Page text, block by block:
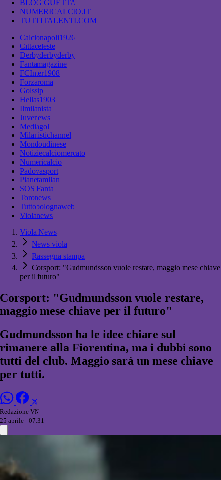
BLOG GUETTA
NUMERICALCIO.IT
TUTTITALENTI.COM
Calcionapoli1926
Cittaceleste
Derbyderbyderby
Fantamagazine
FCInter1908
Forzaroma
Golssip
Hellas1903
Ilmilanista
Juvenews
Mediagol
Milanistichannel
Mondoudinese
Notiziecalciomercato
Numericalcio
Padovasport
Pianetamilan
SOS Fanta
Toronews
Tuttobolognaweb
Violanews
Viola News
News viola
Rassegna stampa
Corsport: "Gudmundsson vuole restare, maggio mese chiave
per il futuro"
Corsport: "Gudmundsson vuole restare,
maggio mese chiave per il futuro"
Gudmundsson ha le idee chiare sul
rimanere alla Fiorentina, ma i dubbi sono
tutti del club. Maggio sarà un mese chiave
per tutti.
Redazione VN
25 aprile - 07:31